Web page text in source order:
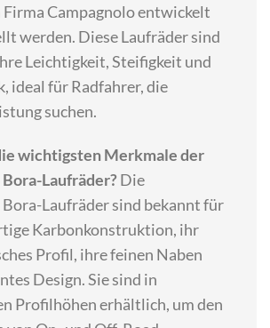
Campagnolo entwickelt
werden. Diese Laufräder sind
Leichtigkeit, Steifigkeit und
ideal für Radfahrer, die
suchen.
wichtigsten Merkmale der
Laufräder? Die
Laufräder sind bekannt für
Karbonkonstruktion, ihr
Profil, ihre feinen Naben
Design. Sie sind in
Profilhöhen erhältlich, um den